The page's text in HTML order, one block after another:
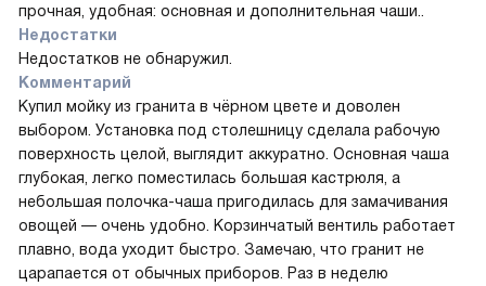
прочная, удобная: основная и дополнительная чаши..
Недостатки
Недостатков не обнаружил.
Комментарий
Купил мойку из гранита в чёрном цвете и доволен
выбором. Установка под столешницу сделала рабочую
поверхность целой, выглядит аккуратно. Основная чаша
глубокая, легко поместилась большая кастрюля, а
небольшая полочка-чаша пригодилась для замачивания
овощей — очень удобно. Корзинчатый вентиль работает
плавно, вода уходит быстро. Замечаю, что гранит не
царапается от обычных приборов. Раз в неделю